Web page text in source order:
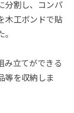
分割し、コンパ
木工ボンドで貼
み立てができる
等を収納しま